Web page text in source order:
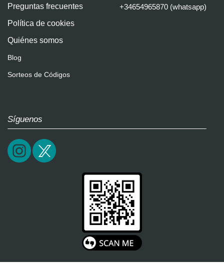
Preguntas frecuentes
Política de cookies
Quiénes somos
Blog
Sorteos de Códigos
+34654965870 (whatsapp)
Síguenos